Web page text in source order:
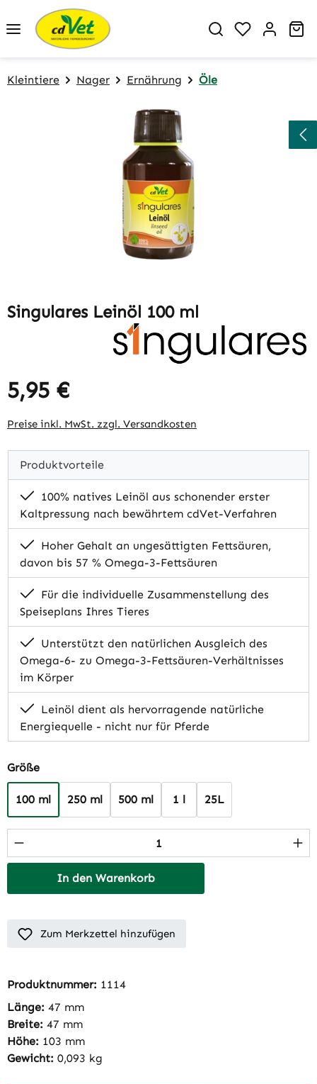
Zum Hauptinhalt springen
Du hast 0
Kleintiere Nager Ernährung Öle
Bildergalerie überspringen
Singulares Leinöl 100 ml
Regulärer Preis:
5,95 €
Preise inkl. MwSt. zzgl. Versandkosten
Produktvorteile
100% natives Leinöl aus schonender erster
Kaltpressung nach bewährtem cdVet-Verfahren
Hoher Gehalt an ungesättigten Fettsäuren,
davon bis 57 % Omega-3-Fettsäuren
Für die individuelle Zusammenstellung des
Speiseplans Ihres Tieres
Unterstützt den natürlichen Ausgleich des
Omega-6- zu Omega-3-Fettsäuren-Verhältnisses
im Körper
Leinöl dient als hervorragende natürliche
Energiequelle - nicht nur für Pferde
Größeauswählen
100 ml 250 ml 500 ml 1 l 25L
Produkt Anzahl: Gib den gewünschten
In den Warenkorb
Zum Merkzettel hinzufügen
Produktnummer: 1114
Länge: 47 mm
Breite: 47 mm
Höhe: 103 mm
Gewicht: 0,093 kg